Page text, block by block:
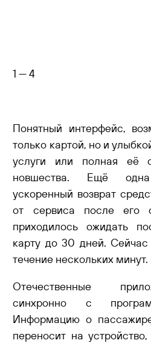
1 —4
Понятный интерфейс,
только картой, но и
услуги или полная её
новшества. Ещё
ускоренный возврат
от сервиса после его
приходилось ожидать
карту до 30 дней.
течение нескольких минут.
Отечественные
синхронно с
Информацию о
переносит на